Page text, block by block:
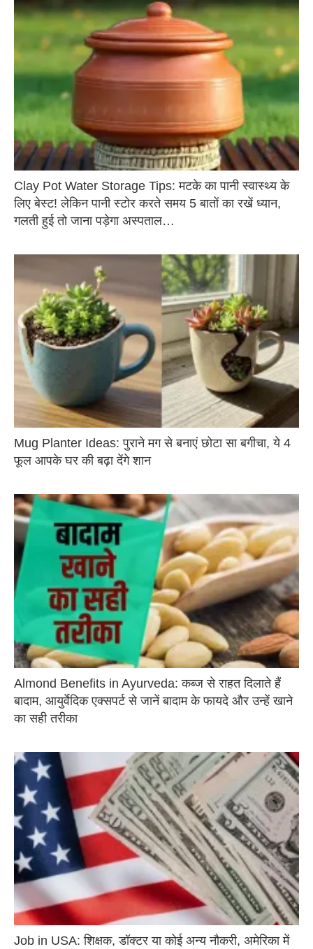
Clay Pot Water Storage Tips: मटके का पानी स्वास्थ्य के
लिए बेस्ट! लेकिन पानी स्टोर करते समय 5 बातों का रखें ध्यान,
गलती हुई तो जाना पड़ेगा अस्पताल…
Mug Planter Ideas: पुराने मग से बनाएं छोटा सा बगीचा, ये 4
फूल आपके घर की बढ़ा देंगे शान
Almond Benefits in Ayurveda: कब्ज से राहत दिलाते हैं
बादाम, आयुर्वेदिक एक्सपर्ट से जानें बादाम के फायदे और उन्हें खाने
का सही तरीका
Job in USA: शिक्षक, डॉक्टर या कोई अन्य नौकरी, अमेरिका में